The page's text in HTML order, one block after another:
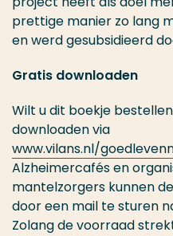
prettige manier zo lang
en werd gesubsidieerd
Gratis downloaden
Wilt u dit boekje
downloaden via
www.vilans.nl/
Alzheimercafés en
mantelzorgers kunnen
door een mail te sturen
Zolang de voorraad